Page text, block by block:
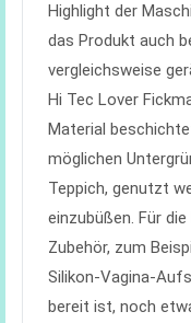
Highlight der
das Produkt auch
vergleichsweise
Hi Tec Lover
Material
möglichen
Teppich, genutzt
einzubüßen. Für
Zubehör, zum
Silikon-Vagina-
bereit ist, noch